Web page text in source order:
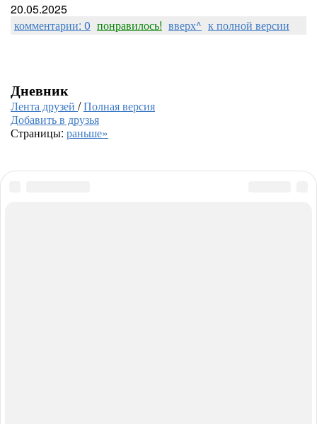
20.05.2025
комментарии: 0 понравилось! вверх^ к полной версии
Дневник
Лента друзей /Полная версия
Добавить в друзья
Страницы: раньше»